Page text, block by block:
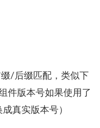
/后缀匹配，类似下
件版本号如果使用了
真实版本号）